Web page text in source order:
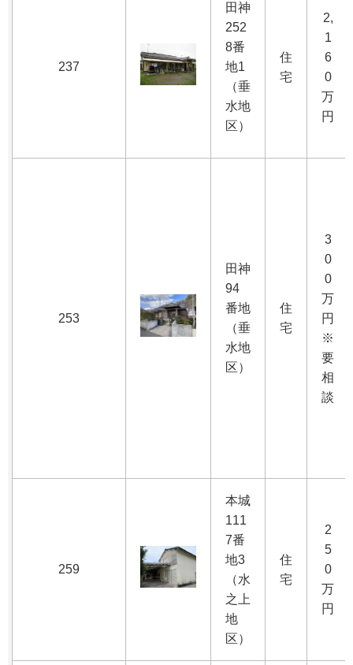
237
田神
252
8番
地1
（垂
水地
区）
住
宅
2,
1
6
0
万
円
253
田神
94
番地
（垂
水地
区）
住
宅
3
0
0
万
円
※
要
相
談
259
本城
111
7番
地3
（水
之上
地
区）
住
宅
2
5
0
万
円